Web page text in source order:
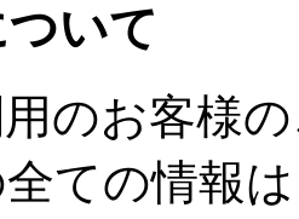
いて
のお客様
全ての情報